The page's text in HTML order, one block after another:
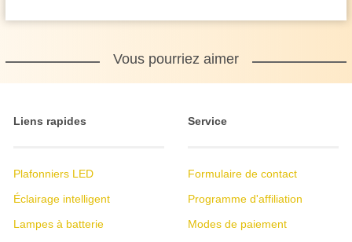
Vous pourriez aimer
Liens rapides
Plafonniers LED
Éclairage intelligent
Lampes à batterie
Service
Formulaire de contact
Programme d'affiliation
Modes de paiement